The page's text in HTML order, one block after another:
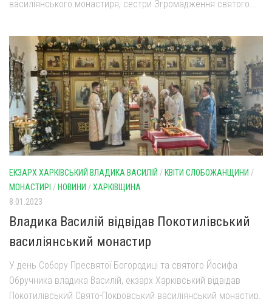
Трансляції
василіянського монастиря, сестри Згромадження святого...
ЕКЗАРХ ХАРКІВСЬКИЙ ВЛАДИКА ВАСИЛІЙ /КВІТИ СЛОБОЖАНЩИНИ /
МОНАСТИРІ /НОВИНИ /ХАРКІВЩИНА
8.01.2023
Владика Василій відвідав Покотилівський
василіянський монастир
У день Собору Пресвятої Богородиці та святого Йосифа
Обручника владика Василій, екзарх Харківський відвідав
Покотилівський Свято-Покровський василіянський монастир.